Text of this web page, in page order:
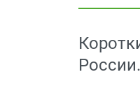
России.